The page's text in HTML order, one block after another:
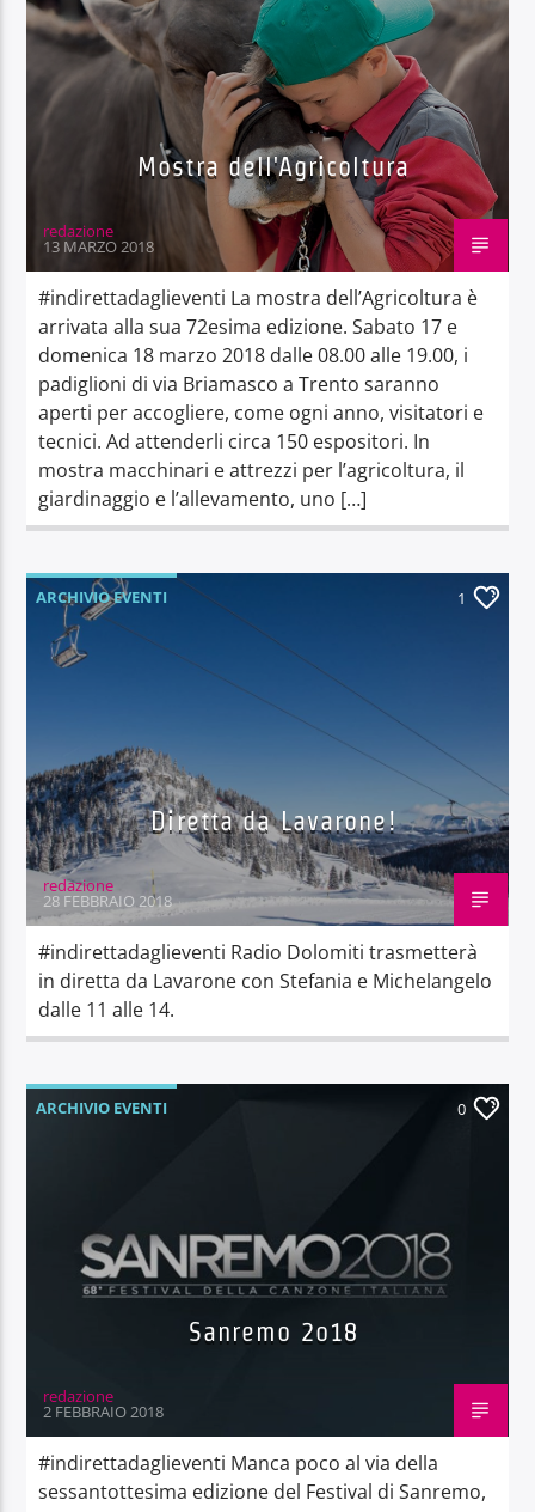
Mostra dell'Agricoltura
redazione
13 MARZO 2018
#indirettadaglieventi La mostra dell’Agricoltura è
arrivata alla sua 72esima edizione. Sabato 17 e
domenica 18 marzo 2018 dalle 08.00 alle 19.00, i
padiglioni di via Briamasco a Trento saranno
aperti per accogliere, come ogni anno, visitatori e
tecnici. Ad attenderli circa 150 espositori. In
mostra macchinari e attrezzi per l’agricoltura, il
giardinaggio e l’allevamento, uno […]
ARCHIVIO EVENTI 1
Diretta da Lavarone!
redazione
28 FEBBRAIO 2018
#indirettadaglieventi Radio Dolomiti trasmetterà
in diretta da Lavarone con Stefania e Michelangelo
dalle 11 alle 14.
ARCHIVIO EVENTI 0
Sanremo 2o18
redazione
2 FEBBRAIO 2018
#indirettadaglieventi Manca poco al via della
sessantottesima edizione del Festival di Sanremo,